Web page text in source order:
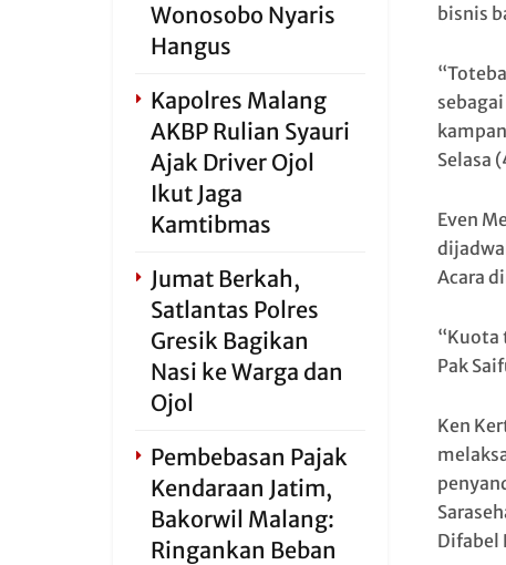
bisnis
Selasa
Even
Acara
“Kuota
Pak
Ken
Difabel
Wonosobo Nyaris
Hangus
Kapolres Malang
AKBP Rulian Syauri
Ajak Driver Ojol
Ikut Jaga
Kamtibmas
Jumat Berkah,
Satlantas Polres
Gresik Bagikan
Nasi ke Warga dan
Ojol
Pembebasan Pajak
Kendaraan Jatim,
Bakorwil Malang:
Ringankan Beban